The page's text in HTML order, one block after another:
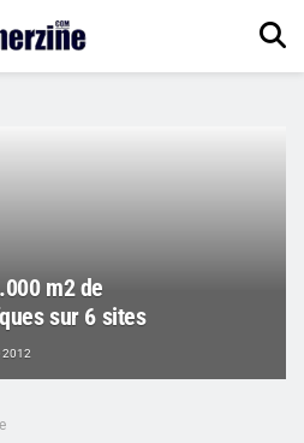
m2 de
sur 6 sites
2012